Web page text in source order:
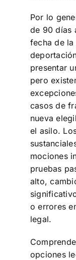
Por lo
de 90 días
fecha de
presentar
pero
casos de
nueva
el asilo.
mociones
pruebas
alto,
o errores
legal.
opciones